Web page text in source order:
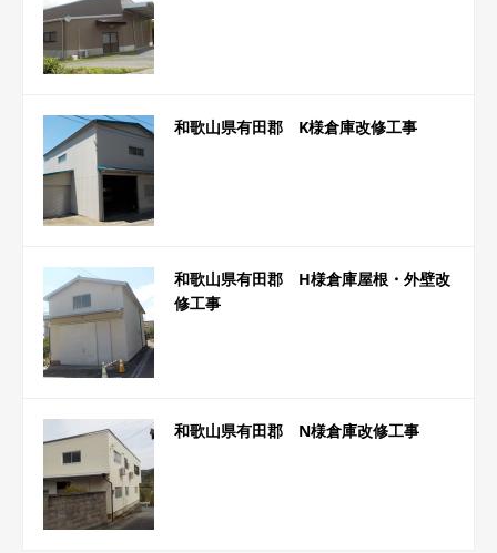
和歌山県有田郡 K様倉庫改修工事
和歌山県有田郡 H様倉庫屋根・外壁改
修工事
和歌山県有田郡 N様倉庫改修工事